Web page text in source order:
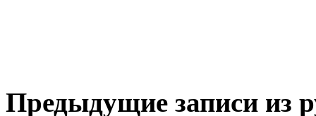
Предыдущие записи из